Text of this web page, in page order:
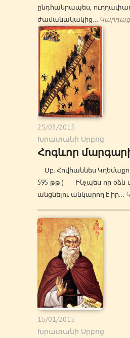
ընդհանրապես,
ժամանակակից…
25/03/2015
Խրատանի Սրբոց
Հոգևոր
Սբ. Հովհաննես
595 թթ.) Ինչպես որ օձն
անցնելու անկարող է իր…
15/01/2015
Խրատանի Սրբոց